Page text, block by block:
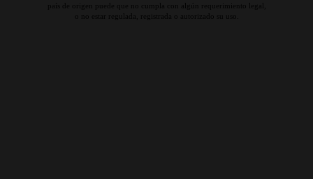
país de origen puede que no cumpla con algún requerimiento legal,
o no estar regulada, registrada o autorizado su uso.